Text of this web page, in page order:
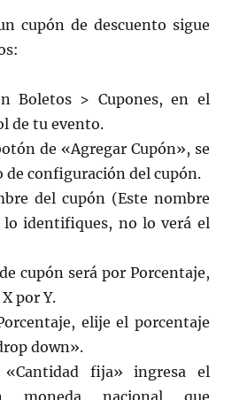
cupón de descuento sigue
Boletos > Cupones, en el
de tu evento.
de «Agregar Cupón», se
de configuración del cupón.
del cupón (Este nombre
lo identifiques, no lo verá el
cupón será por Porcentaje,
por Y.
elije el porcentaje
down».
«Cantidad fija» ingresa el